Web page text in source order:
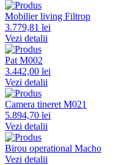
Mobilier living Filtrop
3.779,81 lei
Vezi detalii
Pat M002
3.442,00 lei
Vezi detalii
Camera tineret M021
5.894,70 lei
Vezi detalii
Birou operational Macho
Vezi detalii